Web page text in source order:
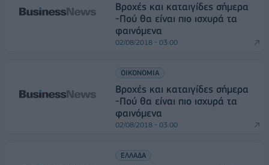
Βροχές και καταιγίδες σήμερα
-Πού θα είναι πιο ισχυρά τα
φαινόμενα
02/08/2018 - 03:00
ΟΙΚΟΝΟΜΙΑ
Βροχές και καταιγίδες σήμερα
-Πού θα είναι πιο ισχυρά τα
φαινόμενα
02/08/2018 - 03:00
ΕΛΛΑΔΑ